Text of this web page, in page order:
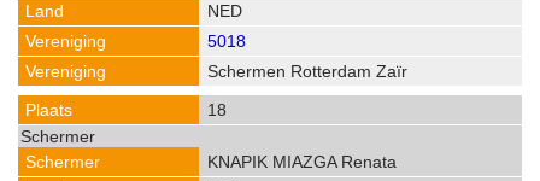
NED
5018
Schermen Rotterdam Zaïr
18
KNAPIK MIAZGA Renata